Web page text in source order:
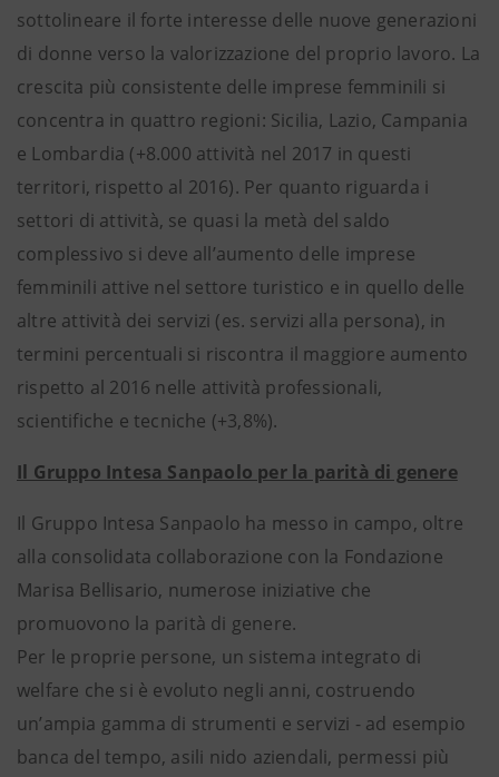
sottolineare il forte interesse delle nuove generazioni
di donne verso la valorizzazione del proprio lavoro. La
crescita più consistente delle imprese femminili si
concentra in quattro regioni: Sicilia, Lazio, Campania
e Lombardia (+8.000 attività nel 2017 in questi
territori, rispetto al 2016). Per quanto riguarda i
settori di attività, se quasi la metà del saldo
complessivo si deve all’aumento delle imprese
femminili attive nel settore turistico e in quello delle
altre attività dei servizi (es. servizi alla persona), in
termini percentuali si riscontra il maggiore aumento
rispetto al 2016 nelle attività professionali,
scientifiche e tecniche (+3,8%).
Il Gruppo Intesa Sanpaolo per la parità di genere
Il Gruppo Intesa Sanpaolo ha messo in campo, oltre
alla consolidata collaborazione con la Fondazione
Marisa Bellisario, numerose iniziative che
promuovono la parità di genere.
Per le proprie persone, un sistema integrato di
welfare che si è evoluto negli anni, costruendo
un’ampia gamma di strumenti e servizi - ad esempio
banca del tempo, asili nido aziendali, permessi più